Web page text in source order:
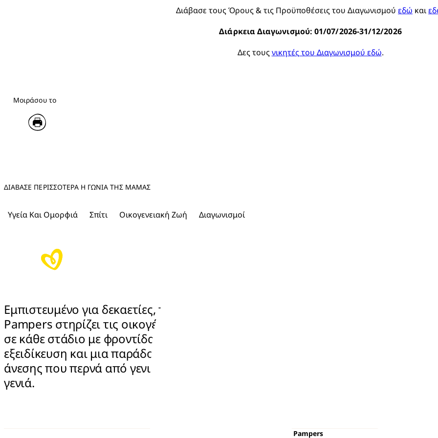
Διάβασε τους Όρους & τις Προϋποθέσεις του Διαγωνισμού εδώ και
Διάρκεια Διαγωνισμού: 01/07/2026-31/12/2026
Δες τους νικητές του Διαγωνισμού εδώ.
Μοιράσου το
ΔΙΑΒΑΣΕ ΠΕΡΙΣΣΟΤΕΡΑ Η ΓΩΝΊΑ ΤΗΣ ΜΑΜΆΣ
Υγεία Και Ομορφιά Σπίτι Οικογενειακή Ζωή Διαγωνισμοί
Εμπιστευμένο για δεκαετίες, το
Pampers στηρίζει τις οικογένειες
σε κάθε στάδιο με φροντίδα,
εξειδίκευση και μια παράδοση
άνεσης που περνά από γενιά σε
γενιά.
Pampers